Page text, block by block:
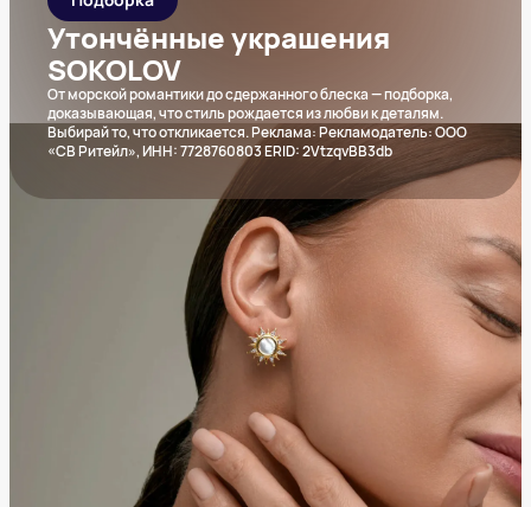
Утончённые украшения
SOKOLOV
От морской романтики до сдержанного блеска — подборка,
доказывающая, что стиль рождается из любви к деталям.
Выбирай то, что откликается. Реклама: Рекламодатель: ООО
«СВ Ритейл», ИНН: 7728760803 ERID: 2VtzqvBB3db